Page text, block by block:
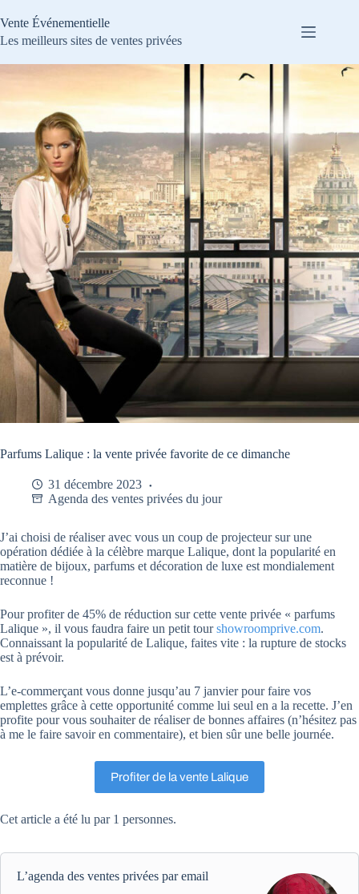
au
contenu
Vente Événementielle
Les meilleurs sites de ventes privées
Parfums Lalique : la vente privée favorite de ce dimanche
31 décembre 2023
Agenda des ventes privées du jour
J’ai choisi de réaliser avec vous un coup de projecteur sur une
opération dédiée à la célèbre marque Lalique, dont la popularité en
matière de bijoux, parfums et décoration de luxe est mondialement
reconnue !
Pour profiter de 45% de réduction sur cette vente privée « parfums
Lalique », il vous faudra faire un petit tourshowroomprive.com.
Connaissant la popularité de Lalique, faites vite : la rupture de stocks
est à prévoir.
L’e-commerçant vous donne jusqu’au 7 janvier pour faire vos
emplettes grâce à cette opportunité comme lui seul en a la recette. J’en
profite pour vous souhaiter de réaliser de bonnes affaires (n’hésitez pas
à me le faire savoir en commentaire), et bien sûr une belle journée.
Profiter de la vente Lalique
Cet article a été lu par 1 personnes.
L’agenda des ventes privées par email